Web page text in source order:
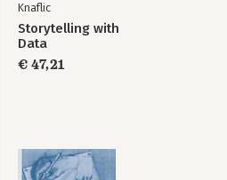
Hidden Potential
Knaflic
Storytelling with
Data
€ 47,21